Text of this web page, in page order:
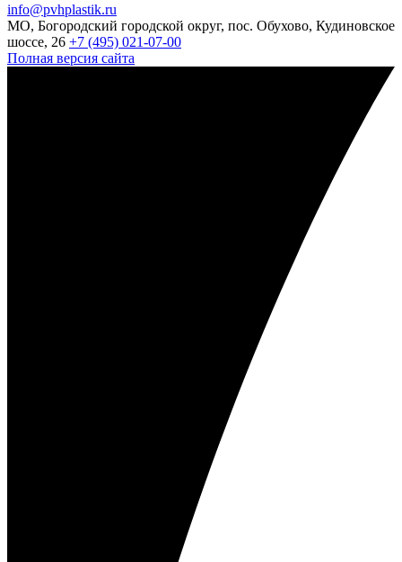
info@pvhplastik.ru
МО, Богородский городской округ, пос. Обухово, Кудиновское
шоссе, 26 +7 (495) 021-07-00
Полная версия сайта